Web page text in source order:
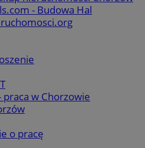
- Budowa Hal
praca w Chorzowie
o pracę